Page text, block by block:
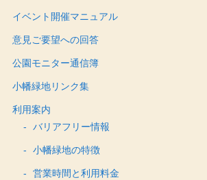
イベント開催マニュアル
意見ご要望への回答
公園モニター通信簿
小幡緑地リンク集
利用案内
バリアフリー情報
小幡緑地の特徴
営業時間と利用料金